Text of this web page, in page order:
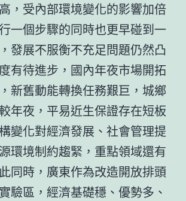
，受內部環境變化的影響加倍
一個步驟的同時也更早碰到一
發展不服衡不充足問題仍然凸
有待進步，國內年夜市場開拓
新舊動能轉換任務艱巨，城鄉
年夜，平易近生保證存在短板
變化對經濟發展、社會管理提
環境制約趨緊，重點領域還有
同時，廣東作為改造開放排頭
驗區，經濟基礎穩、優勢多、